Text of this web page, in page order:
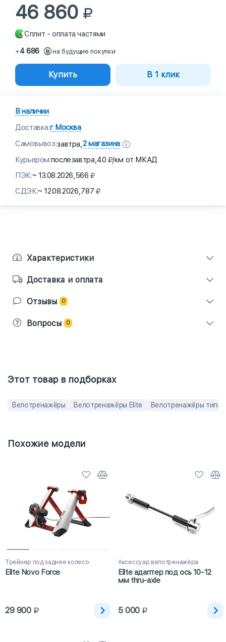
46 860
Сплит - оплата частями
+4 686 на будущие покупки
Купить В 1 клик
В наличии
Доставка:г Москва
Самовывоз:завтра, 2 магазина
Курьером:послезавтра,40
/км от МКАД
ПЭК:~ 13.08.2026,566
СДЭК:~ 12.08.2026,787
Характеристики
Доставка и оплата
Отзывы 0
Вопросы 0
Этот товар в подборках
Велотренажёры Велотренажёры Elite Велотренажёры типа
Похожие модели
Трейнер под заднее колесо
Elite Novo Force
29 900
Аксессуар велотренажёра
Elite адаптер под ось 10-12
мм thru-axle
5 000